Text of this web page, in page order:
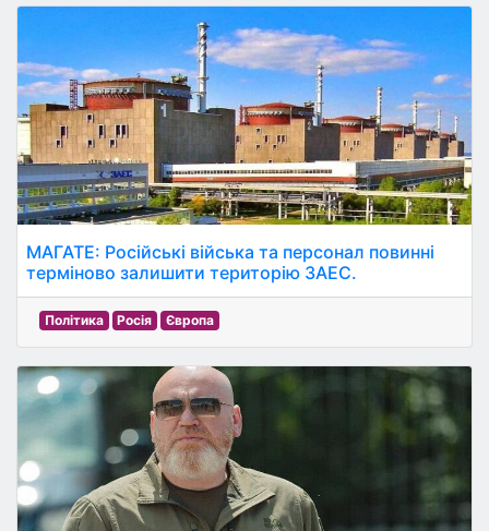
МАГАТЕ: Російські війська та персонал повинні
терміново залишити територію ЗАЕС.
Політика Росія Європа